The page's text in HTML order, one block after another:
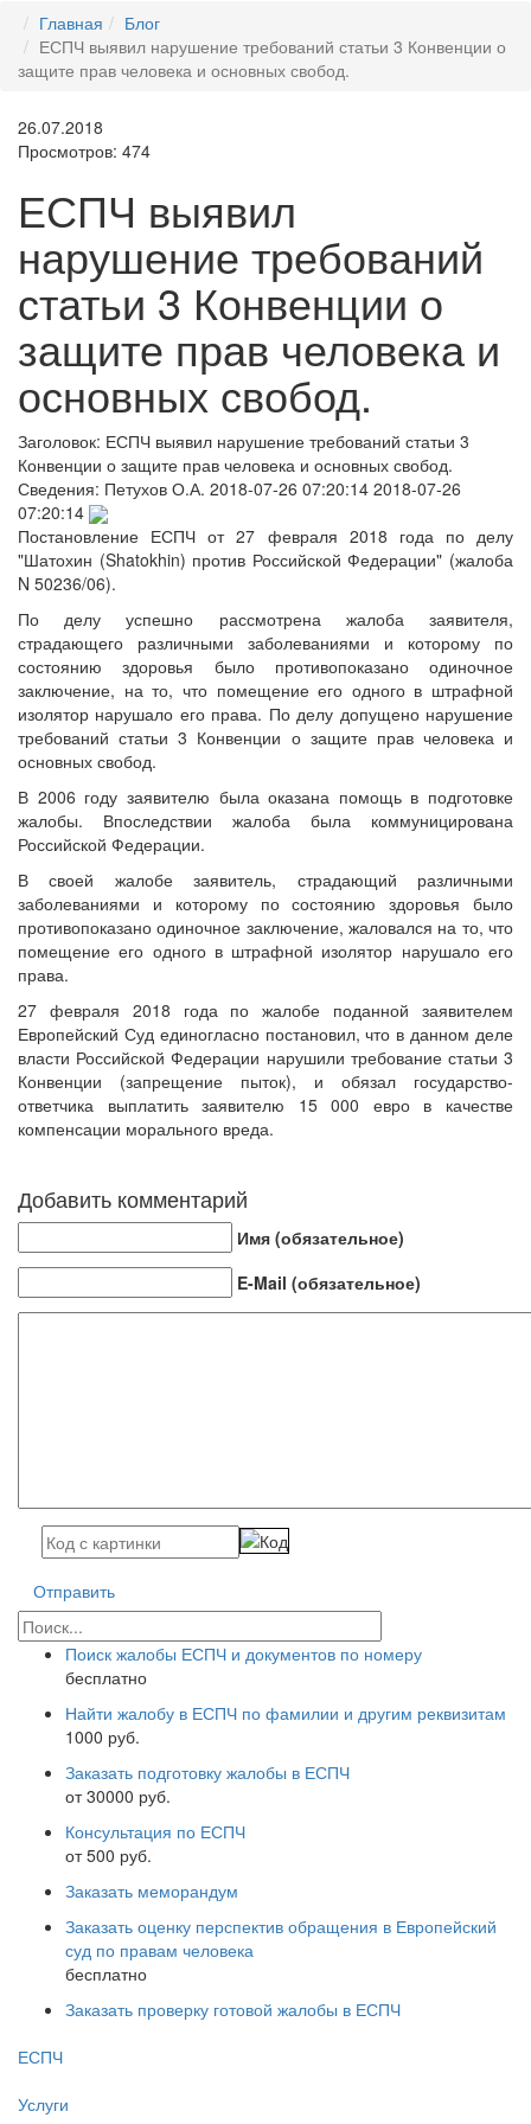
Главная
Блог
ЕСПЧ выявил нарушение требований статьи 3 Конвенции о
защите прав человека и основных свобод.
26.07.2018
Просмотров: 474
ЕСПЧ выявил
нарушение требований
статьи 3 Конвенции о
защите прав человека и
основных свобод.
Заголовок: ЕСПЧ выявил нарушение требований статьи 3
Конвенции о защите прав человека и основных свобод.
Сведения: Петухов О.А. 2018-07-26 07:20:14 2018-07-26
07:20:14
Постановление ЕСПЧ от 27 февраля 2018 года по делу
"Шатохин (Shatokhin) против Российской Федерации" (жалоба
N 50236/06).
По делу успешно рассмотрена жалоба заявителя,
страдающего различными заболеваниями и которому по
состоянию здоровья было противопоказано одиночное
заключение, на то, что помещение его одного в штрафной
изолятор нарушало его права. По делу допущено нарушение
требований статьи 3 Конвенции о защите прав человека и
основных свобод.
В 2006 году заявителю была оказана помощь в подготовке
жалобы. Впоследствии жалоба была коммуницирована
Российской Федерации.
В своей жалобе заявитель, страдающий различными
заболеваниями и которому по состоянию здоровья было
противопоказано одиночное заключение, жаловался на то, что
помещение его одного в штрафной изолятор нарушало его
права.
27 февраля 2018 года по жалобе поданной заявителем
Европейский Суд единогласно постановил, что в данном деле
власти Российской Федерации нарушили требование статьи 3
Конвенции (запрещение пыток), и обязал государство-
ответчика выплатить заявителю 15 000 евро в качестве
компенсации морального вреда.
Добавить комментарий
Имя (обязательное)
E-Mail (обязательное)
Отправить
Поиск жалобы ЕСПЧ и документов по номеру
бесплатно
Найти жалобу в ЕСПЧ по фамилии и другим реквизитам
1000 руб.
Заказать подготовку жалобы в ЕСПЧ
от 30000 руб.
Консультация по ЕСПЧ
от 500 руб.
Заказать меморандум
Заказать оценку перспектив обращения в Европейский
суд по правам человека
бесплатно
Заказать проверку готовой жалобы в ЕСПЧ
ЕСПЧ
Услуги